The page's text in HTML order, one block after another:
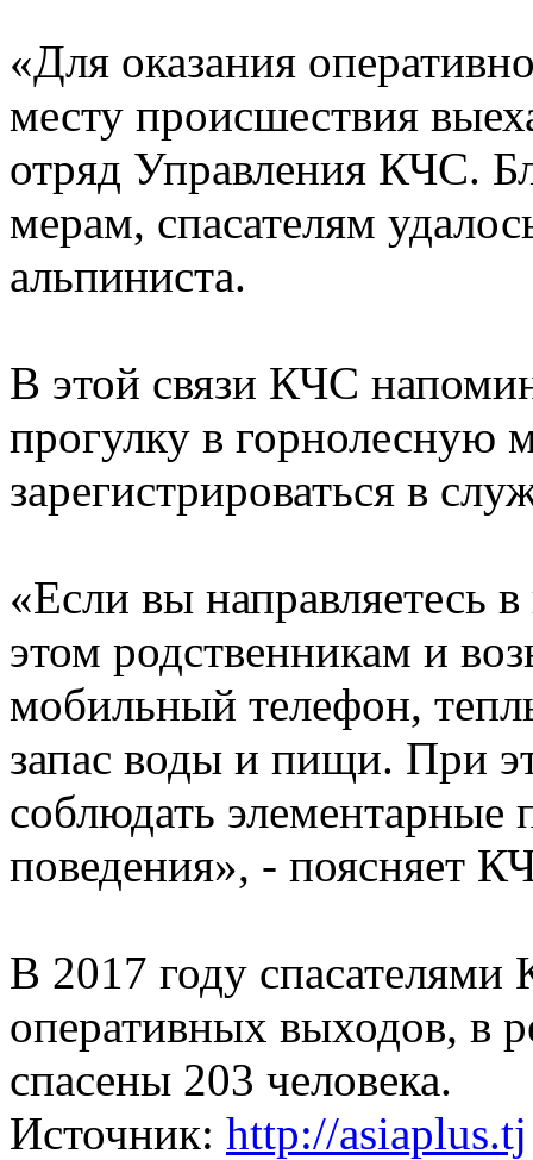
«Для оказания
месту происшествия
отряд Управления КЧС.
мерам, спасателям
альпиниста.
В этой связи КЧС
прогулку в горнолесную
зарегистрироваться в
«Если вы направляетесь
этом родственникам и
мобильный телефон,
запас воды и пищи. При
соблюдать элементарные
поведения», - поясняет
В 2017 году
оперативных выходов, в
спасены 203 человека.
Источник: http://asiaplus.tj